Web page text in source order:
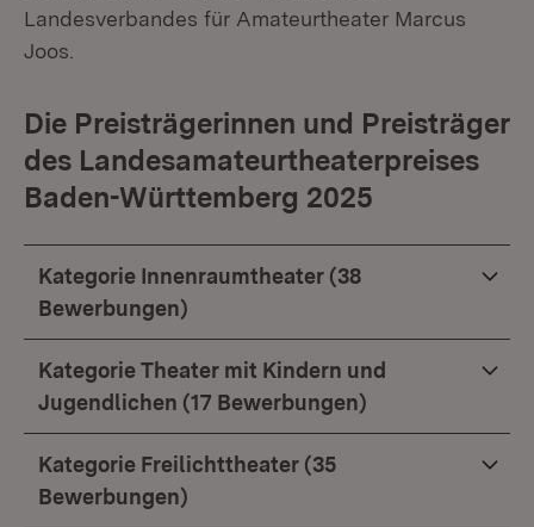
Landesverbandes für Amateurtheater Marcus
Joos.
Die Preisträgerinnen und Preisträger
des Landesamateurtheaterpreises
Baden-Württemberg 2025
Kategorie Innenraumtheater (38
Bewerbungen)
Kategorie Theater mit Kindern und
Jugendlichen (17 Bewerbungen)
Kategorie Freilichttheater (35
Bewerbungen)